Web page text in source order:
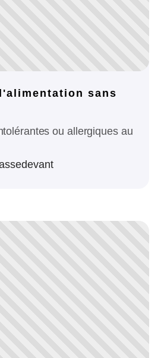
sans
ou allergiques au